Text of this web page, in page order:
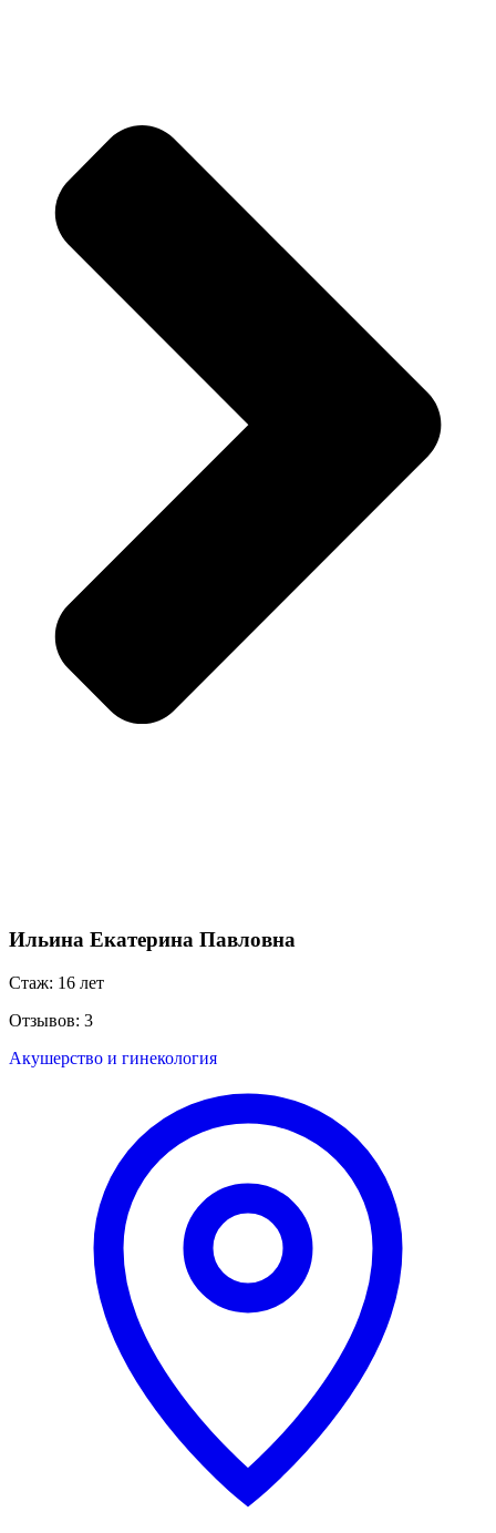
Ильина Екатерина Павловна
Стаж: 16 лет
Отзывов: 3
Акушерство и гинекология